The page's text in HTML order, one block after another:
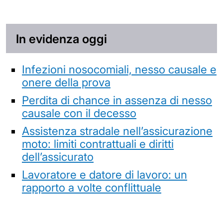
In evidenza oggi
Infezioni nosocomiali, nesso causale e
onere della prova
Perdita di chance in assenza di nesso
causale con il decesso
Assistenza stradale nell’assicurazione
moto: limiti contrattuali e diritti
dell’assicurato
Lavoratore e datore di lavoro: un
rapporto a volte conflittuale